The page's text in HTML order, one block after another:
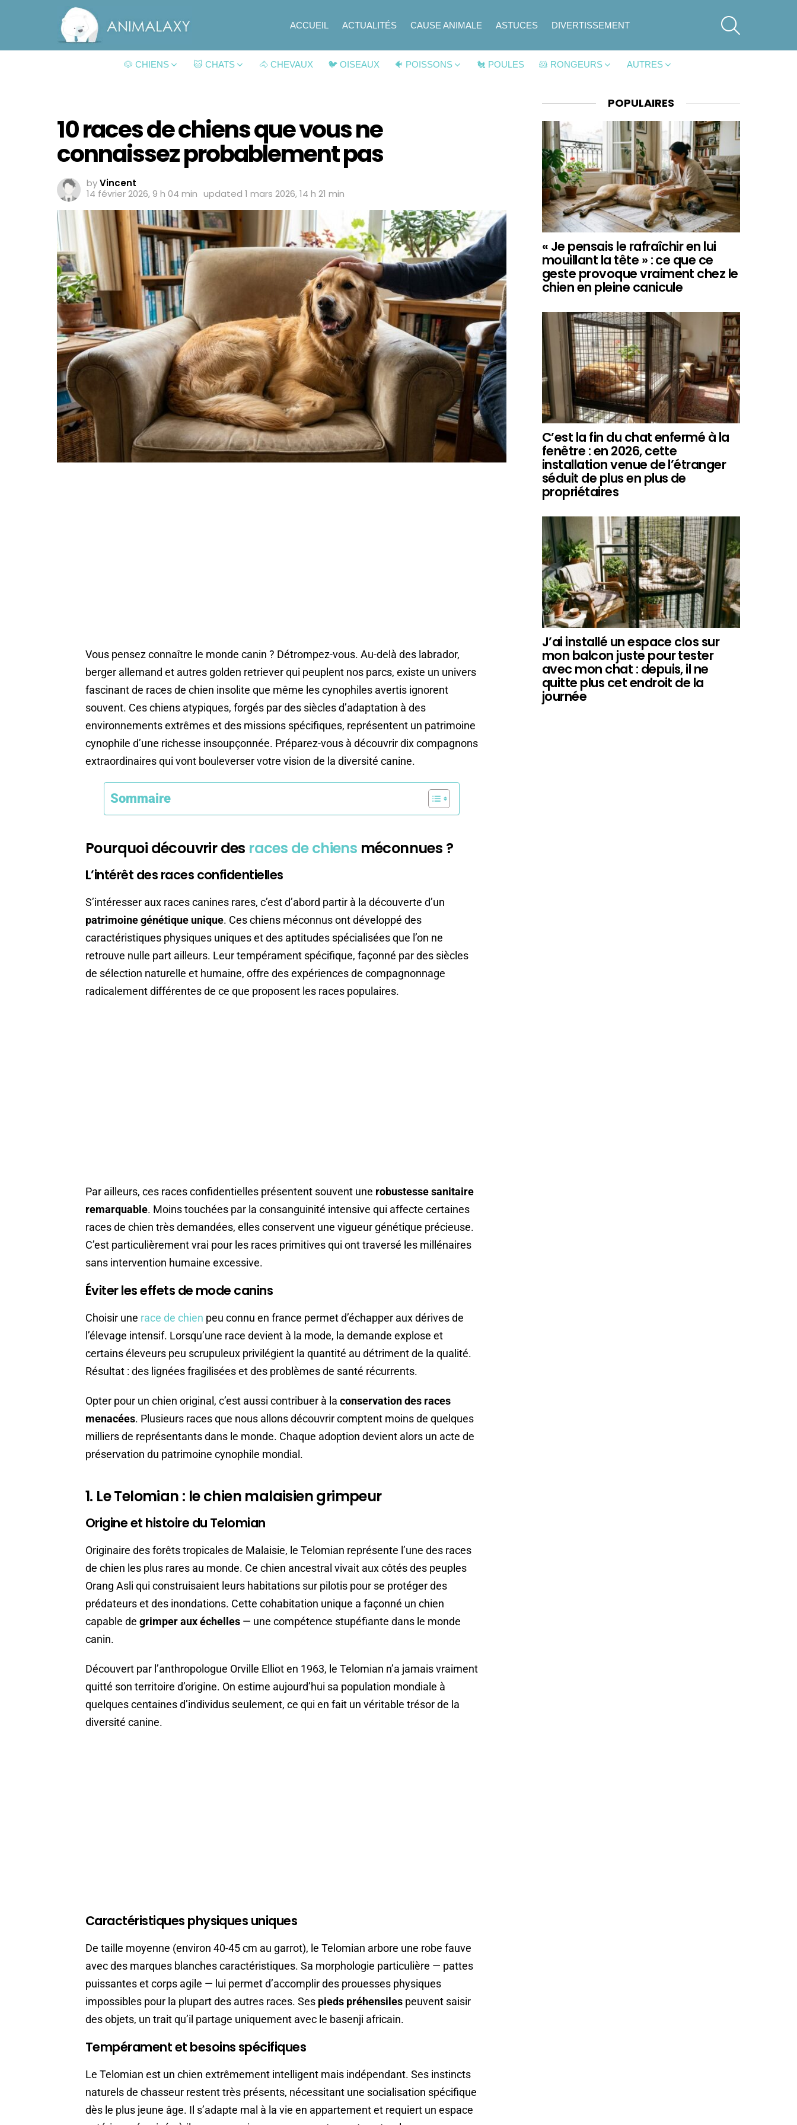
ACCUEIL ACTUALITÉS CAUSE ANIMALE ASTUCES DIVERTISSEMENT
🐶 CHIENS 🐱 CHATS 🐴 CHEVAUX 🐦 OISEAUX 🐠 POISSONS 🐔 POULES 🐹 RONGEURS AUTRES
10 races de chiens que vous ne
connaissez probablement pas
byVincent
14 février 2026, 9 h 04 min updated 1 mars 2026, 14 h 21 min
Vous pensez connaître le monde canin ? Détrompez-vous. Au-delà des labrador,
berger allemand et autres golden retriever qui peuplent nos parcs, existe un univers
fascinant de races de chien insolite que même les cynophiles avertis ignorent
souvent. Ces chiens atypiques, forgés par des siècles d’adaptation à des
environnements extrêmes et des missions spécifiques, représentent un patrimoine
cynophile d’une richesse insoupçonnée. Préparez-vous à découvrir dix compagnons
extraordinaires qui vont bouleverser votre vision de la diversité canine.
Sommaire
Pourquoi découvrir des races de chiens méconnues ?
L’intérêt des races confidentielles
S’intéresser aux races canines rares, c’est d’abord partir à la découverte d’un
patrimoine génétique unique. Ces chiens méconnus ont développé des
caractéristiques physiques uniques et des aptitudes spécialisées que l’on ne
retrouve nulle part ailleurs. Leur tempérament spécifique, façonné par des siècles
de sélection naturelle et humaine, offre des expériences de compagnonnage
radicalement différentes de ce que proposent les races populaires.
Par ailleurs, ces races confidentielles présentent souvent une robustesse sanitaire
remarquable. Moins touchées par la consanguinité intensive qui affecte certaines
races de chien très demandées, elles conservent une vigueur génétique précieuse.
C’est particulièrement vrai pour les races primitives qui ont traversé les millénaires
sans intervention humaine excessive.
Éviter les effets de mode canins
Choisir une race de chien peu connu en france permet d’échapper aux dérives de
l’élevage intensif. Lorsqu’une race devient à la mode, la demande explose et
certains éleveurs peu scrupuleux privilégient la quantité au détriment de la qualité.
Résultat : des lignées fragilisées et des problèmes de santé récurrents.
Opter pour un chien original, c’est aussi contribuer à la conservation des races
menacées. Plusieurs races que nous allons découvrir comptent moins de quelques
milliers de représentants dans le monde. Chaque adoption devient alors un acte de
préservation du patrimoine cynophile mondial.
1. Le Telomian : le chien malaisien grimpeur
Origine et histoire du Telomian
Originaire des forêts tropicales de Malaisie, le Telomian représente l’une des races
de chien les plus rares au monde. Ce chien ancestral vivait aux côtés des peuples
Orang Asli qui construisaient leurs habitations sur pilotis pour se protéger des
prédateurs et des inondations. Cette cohabitation unique a façonné un chien
capable de grimper aux échelles — une compétence stupéfiante dans le monde
canin.
Découvert par l’anthropologue Orville Elliot en 1963, le Telomian n’a jamais vraiment
quitté son territoire d’origine. On estime aujourd’hui sa population mondiale à
quelques centaines d’individus seulement, ce qui en fait un véritable trésor de la
diversité canine.
Caractéristiques physiques uniques
De taille moyenne (environ 40-45 cm au garrot), le Telomian arbore une robe fauve
avec des marques blanches caractéristiques. Sa morphologie particulière — pattes
puissantes et corps agile — lui permet d’accomplir des prouesses physiques
impossibles pour la plupart des autres races. Ses pieds préhensiles peuvent saisir
des objets, un trait qu’il partage uniquement avec le basenji africain.
Tempérament et besoins spécifiques
Le Telomian est un chien extrêmement intelligent mais indépendant. Ses instincts
naturels de chasseur restent très présents, nécessitant une socialisation spécifique
dès le plus jeune âge. Il s’adapte mal à la vie en appartement et requiert un espace
POPULAIRES
« Je pensais le rafraîchir en lui
mouillant la tête » : ce que ce
geste provoque vraiment chez le
chien en pleine canicule
C’est la fin du chat enfermé à la
fenêtre : en 2026, cette
installation venue de l’étranger
séduit de plus en plus de
propriétaires
J’ai installé un espace clos sur
mon balcon juste pour tester
avec mon chat : depuis, il ne
quitte plus cet endroit de la
journée